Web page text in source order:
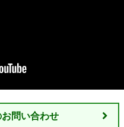
問い合わせ